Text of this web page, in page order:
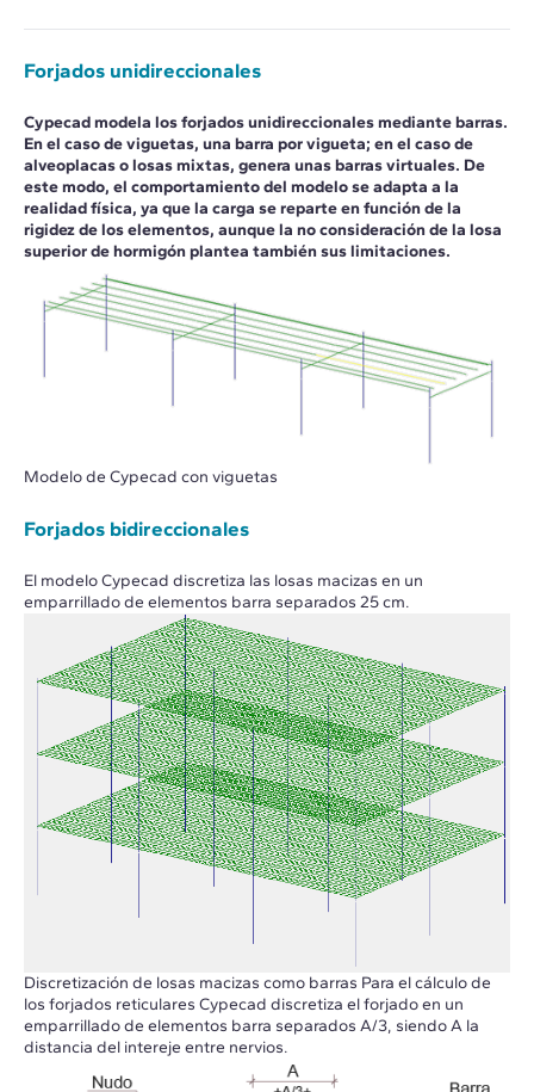
Forjados unidireccionales
Cypecad modela los forjados unidireccionales mediante barras.
En el caso de viguetas, una barra por vigueta; en el caso de
alveoplacas o losas mixtas, genera unas barras virtuales. De
este modo, el comportamiento del modelo se adapta a la
realidad física, ya que la carga se reparte en función de la
rigidez de los elementos, aunque la no consideración de la losa
superior de hormigón plantea también sus limitaciones.
Modelo de Cypecad con viguetas
Forjados bidireccionales
El modelo Cypecad discretiza las losas macizas en un
emparrillado de elementos barra separados 25 cm.
Discretización de losas macizas como barras Para el cálculo de
los forjados reticulares Cypecad discretiza el forjado en un
emparrillado de elementos barra separados A/3, siendo A la
distancia del intereje entre nervios.